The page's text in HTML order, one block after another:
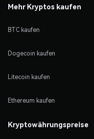
Mehr Kryptos kaufen
BTC kaufen
Dogecoin kaufen
Litecoin kaufen
Ethereum kaufen
Kryptowährungspreise